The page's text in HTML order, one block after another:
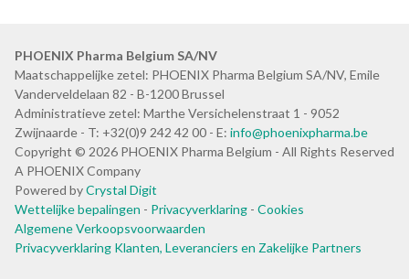
PHOENIX Pharma Belgium SA/NV
Maatschappelijke zetel: PHOENIX Pharma Belgium SA/NV, Emile
Vanderveldelaan 82 - B-1200 Brussel
Administratieve zetel: Marthe Versichelenstraat 1 - 9052
Zwijnaarde - T: +32(0)9 242 42 00 - E: info@phoenixpharma.be
Copyright © 2026 PHOENIX Pharma Belgium - All Rights Reserved
A PHOENIX Company
Powered byCrystal Digit
Wettelijke bepalingen - Privacyverklaring - Cookies
Algemene Verkoopsvoorwaarden
Privacyverklaring Klanten, Leveranciers en Zakelijke Partners